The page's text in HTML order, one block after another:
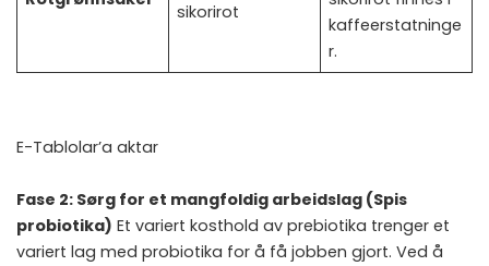
sikorirot
kaffeerstatninge
r.
E-Tablolar’a aktar
Fase 2: Sørg for et mangfoldig arbeidslag (Spis
probiotika) Et variert kosthold av prebiotika trenger et
variert lag med probiotika for å få jobben gjort. Ved å